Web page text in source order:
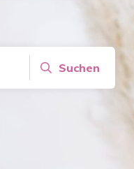
Suchen